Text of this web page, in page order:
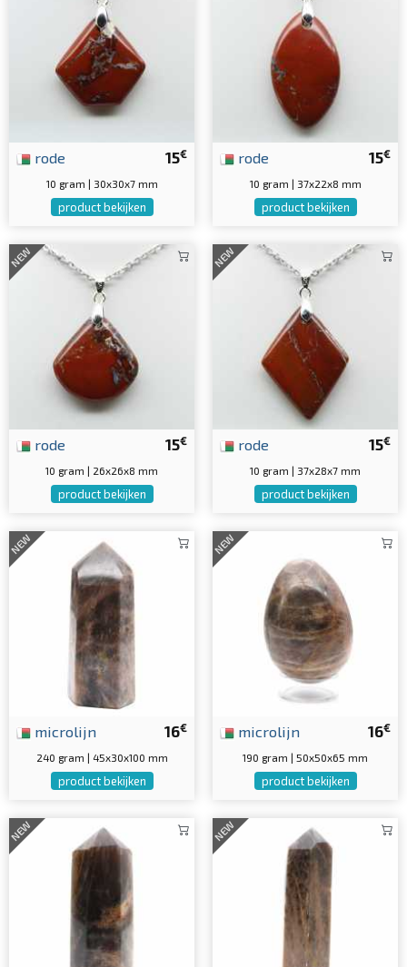
15€
rode
10 gram | 30x30x7 mm
product bekijken
15€
rode
10 gram | 37x22x8 mm
product bekijken
NEW
15€
rode
10 gram | 26x26x8 mm
product bekijken
NEW
15€
rode
10 gram | 37x28x7 mm
product bekijken
NEW
16€
microlijn
240 gram | 45x30x100 mm
product bekijken
NEW
16€
microlijn
190 gram | 50x50x65 mm
product bekijken
NEW NEW